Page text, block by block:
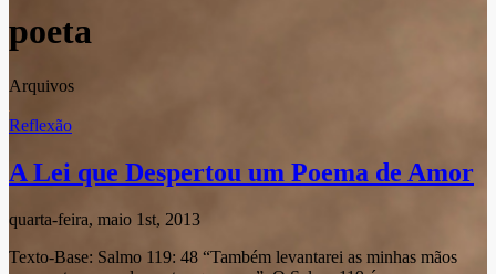
poeta
Arquivos
Reflexão
A Lei que Despertou um Poema de Amor
quarta-feira, maio 1st, 2013
Texto-Base: Salmo 119: 48 “Também levantarei as minhas mãos